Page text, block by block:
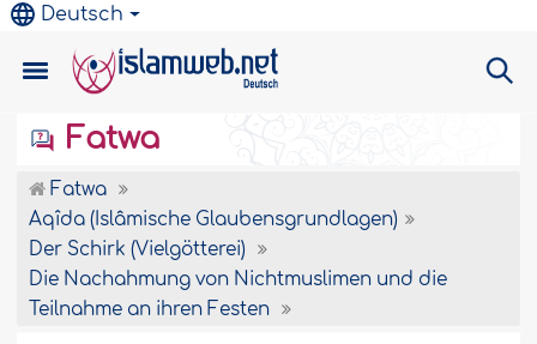
Deutsch
Fatwa
Fatwa
Aqîda (Islâmische Glaubensgrundlagen)
Der Schirk (Vielgötterei)
Die Nachahmung von Nichtmuslimen und die
Teilnahme an ihren Festen